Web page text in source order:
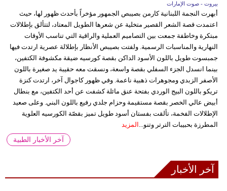
بيروت - صوت الإمارات
أبهرت النجمة اللبنانية كارمن بصيبص الجمهور مؤخراً بأحدث ظهور لها، حيث
اعتمدت قصة الشعر القصير متخلية عن شعرها الطويل المعتاد، لتتألق بإطلالات
مبتكرة وخاطفة جمعت بين التصاميم العملية والراقية التي تناسب الأوقات
النهارية والمناسبات الرسمية. ولفتت بصيبص الأنظار بإطلالة عصرية ارتدت فيها
جمبسوت طويل باللون الأسود الداكن بقصة كورسيه ضيقة مكشوفة الكتفين،
بينما انسدل الجزء السفلي بقصة واسعة، ونسقت معه حقيبة يد صغيرة باللون
الأصفر الزبدي ومجوهرات ذهبية ناعمة. وفي ظهور كاجوال آخر، ارتدت كنزة
تريكو باللون البيج الوردي بفتحة عنق مائلة كشفت عن أحد الكتفين، مع بنطال
أبيض عالي الخصر بقصة مستقيمة وحزام جلدي رفيع باللون البني. وعلى صعيد
الإطلالات الفخمة، تألقت بفستان أسود طويل تميز بقصّة الكورسيه العلوية
المطرزة بحبيبات الترتر وتنو... المزيد
آخر الأخبار الطبية
آخر الأخبار